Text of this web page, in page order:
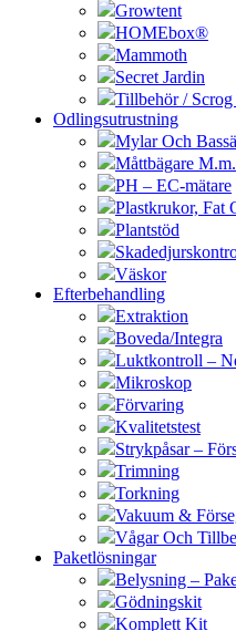
Growtent
HOMEbox®
Mammoth
Secret Jardin
Tillbehör /
Odlingsutrustning
Mylar Och
Måttbägare M.m.
PH – EC-mätare
Plastkrukor, Fat
Plantstöd
Väskor
Efterbehandling
Extraktion
Boveda/Integra
Luktkontroll –
Mikroskop
Förvaring
Kvalitetstest
Strykpåsar –
Trimning
Torkning
Vakuum &
Vågar Och
Paketlösningar
Belysning –
Gödningskit
Komplett Kit